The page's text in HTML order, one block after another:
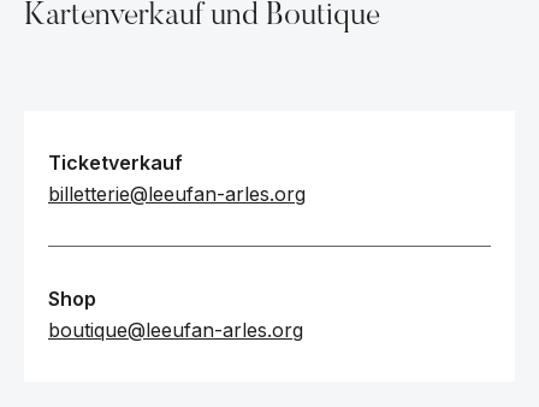
Kartenverkauf und Boutique
Ticketverkauf
billetterie@leeufan-arles.org‍
Shop
boutique@leeufan-arles.org